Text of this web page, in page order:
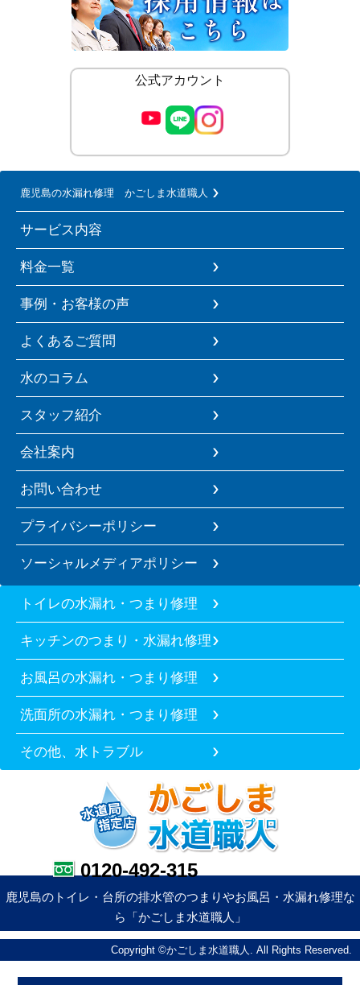
公式アカウント
鹿児島の水漏れ修理 かごしま水道職人
サービス内容
料金一覧
事例・お客様の声
よくあるご質問
水のコラム
スタッフ紹介
会社案内
お問い合わせ
プライバシーポリシー
ソーシャルメディアポリシー
トイレの水漏れ・つまり修理
キッチンのつまり・水漏れ修理
お風呂の水漏れ・つまり修理
洗面所の水漏れ・つまり修理
その他、水トラブル
0120-492-315
鹿児島のトイレ・台所の排水管のつまりやお風呂・水漏れ修理な
ら「かごしま水道職人」
Copyright ©かごしま水道職人. All Rights Reserved.